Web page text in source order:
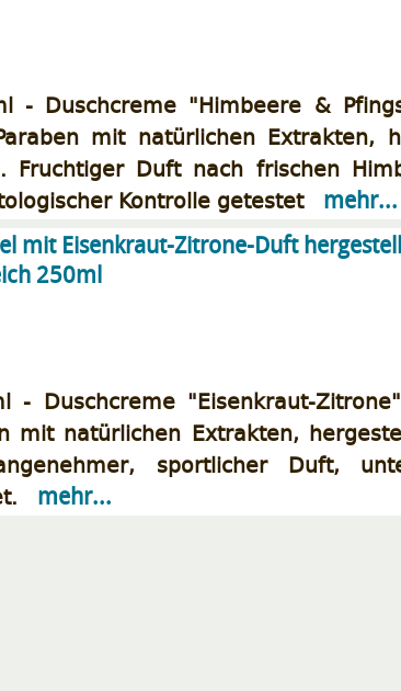
- Duschcreme "Himbeere &
mit natürlichen Extrakten,
Fruchtiger Duft nach frischen
Kontrolle getestet
mehr...
mit Eisenkraut-Zitrone-Duft
250ml
- Duschcreme "Eisenkraut-
mit natürlichen Extrakten,
sportlicher Duft,
mehr...